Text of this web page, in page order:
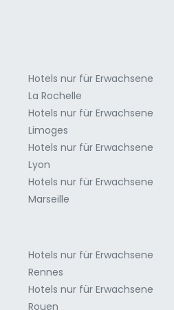
Hotels nur für Erwachsene
La Rochelle
Hotels nur für Erwachsene
Limoges
Hotels nur für Erwachsene
Lyon
Hotels nur für Erwachsene
Marseille
Hotels nur für Erwachsene
Rennes
Hotels nur für Erwachsene
Rouen